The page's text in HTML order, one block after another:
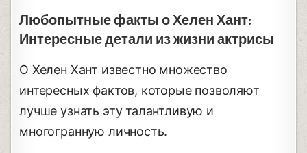
Любопытные факты о Хелен Хант:
Интересные детали из жизни актрисы
О Хелен Хант известно множество
интересных фактов, которые позволяют
лучше узнать эту талантливую и
многогранную личность.